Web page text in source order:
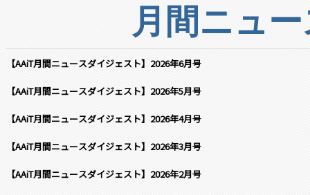
月間ニュ
【AAiT月間ニュースダイジェスト】2026年6月号
【AAiT月間ニュースダイジェスト】2026年5月号
【AAiT月間ニュースダイジェスト】2026年4月号
【AAiT月間ニュースダイジェスト】2026年3月号
【AAiT月間ニュースダイジェスト】2026年2月号